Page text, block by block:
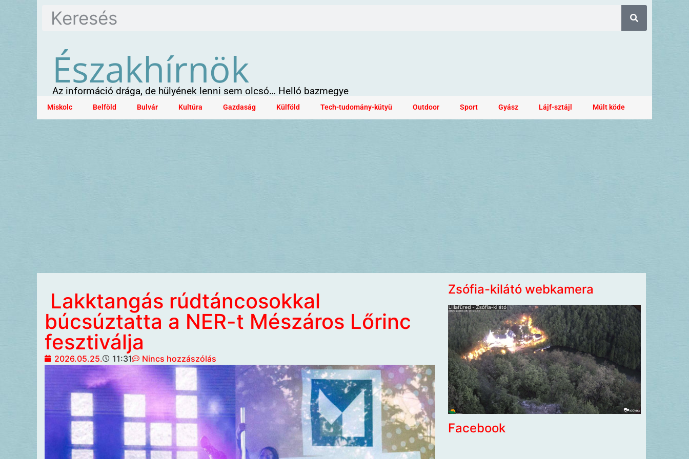
Északhírnök
Az információ drága, de hülyének lenni sem olcsó… Helló bazmegye
Miskolc Belföld Bulvár Kultúra Gazdaság Külföld Tech-tudomány-kütyü Outdoor Sport Gyász Lájf-sztájl Múlt köde
Lakktangás rúdtáncosokkal
búcsúztatta a NER-t Mészáros Lőrinc
fesztiválja
2026.05.25. 11:31 Nincs hozzászólás
Zsófia-kilátó webkamera
Facebook